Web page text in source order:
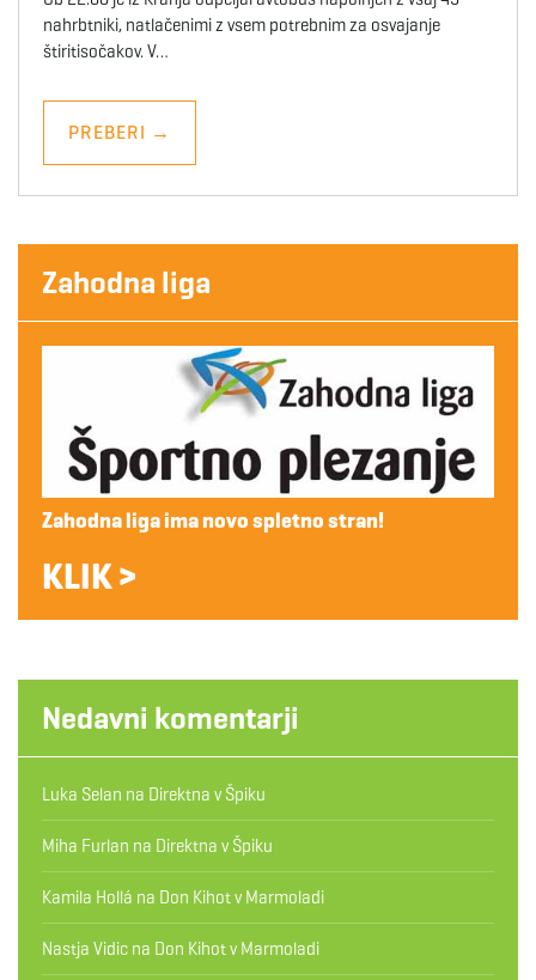
nahrbtniki, natlačenimi z vsem potrebnim za osvajanje
štiritisočakov. V…
PREBERI →
Zahodna liga
Zahodna liga ima novo spletno stran!
KLIK >
Nedavni komentarji
Luka Selan na Direktna v Špiku
Miha Furlan na Direktna v Špiku
Kamila Hollá na Don Kihot v Marmoladi
Nastja Vidic na Don Kihot v Marmoladi